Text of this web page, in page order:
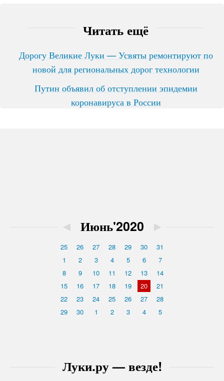
Читать ещё
Дорогу Великие Луки — Усвяты ремонтируют по
новой для региональных дорог технологии
Путин объявил об отступлении эпидемии
коронавируса в России
Луки.ру — везде!
◄ Июнь'2020 ►
25 26 27 28 29 30
31
1
2 3 4 5 6
7
8
9 10 11 12 13
14
15
16 17 18 19 20
21
22
23 24 25 26 27
28
29
30 1 2 3 4 5